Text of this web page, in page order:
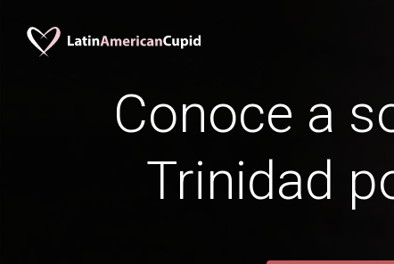
Conoce a
Trinidad